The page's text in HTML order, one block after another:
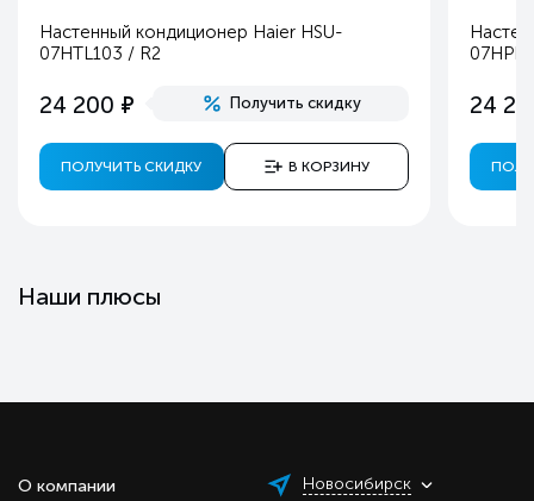
Настенный кондиционер Haier HSU-
07HTL103 / R2
24 200 е Получить скидку
ПОЛУЧИТЬ СКИДКУ В КОРЗИНУ
24
Наши плюсы
О компании Новосибирск